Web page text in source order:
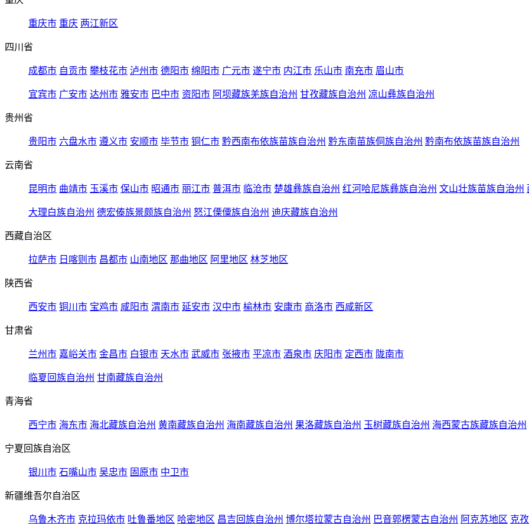
重庆市 重庆 两江新区
四川省
成都市 自贡市 攀枝花市 泸州市 德阳市 绵阳市 广元市 遂宁市 内江市 乐山市 南充市 眉山市
宜宾市 广安市 达州市 雅安市 巴中市 资阳市 阿坝藏族羌族自治州 甘孜藏族自治州 凉山彝族自治州
贵州省
贵阳市 六盘水市 遵义市 安顺市 毕节市 铜仁市 黔西南布依族苗族自治州 黔东南苗族侗族自治州 黔南布依族苗族自治州
云南省
昆明市 曲靖市 玉溪市 保山市 昭通市 丽江市 普洱市 临沧市 楚雄彝族自治州 红河哈尼族彝族自治州 文山壮族苗族自治州
大理白族自治州 德宏傣族景颇族自治州 怒江傈僳族自治州 迪庆藏族自治州
西藏自治区
拉萨市 日喀则市 昌都市 山南地区 那曲地区 阿里地区 林芝地区
陕西省
西安市 铜川市 宝鸡市 咸阳市 渭南市 延安市 汉中市 榆林市 安康市 商洛市 西咸新区
甘肃省
兰州市 嘉峪关市 金昌市 白银市 天水市 武威市 张掖市 平凉市 酒泉市 庆阳市 定西市 陇南市
临夏回族自治州 甘南藏族自治州
青海省
西宁市 海东市 海北藏族自治州 黄南藏族自治州 海南藏族自治州 果洛藏族自治州 玉树藏族自治州 海西蒙古族藏族自治州
宁夏回族自治区
银川市 石嘴山市 吴忠市 固原市 中卫市
新疆维吾尔自治区
乌鲁木齐市 克拉玛依市 吐鲁番地区 哈密地区 昌吉回族自治州 博尔塔拉蒙古自治州 巴音郭楞蒙古自治州 阿克苏地区 克